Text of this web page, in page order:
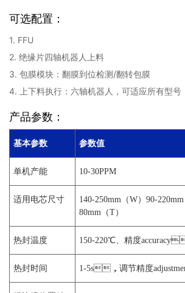
可选配置：
1. FFU
2. 绝缘片四轴机器人上料
3. 包膜模块：翻膜到位检测/翻转包膜
4. 上下料执行：六轴机器人，可适应所有型号
产品参数：
基本参数 参数值
单机产能 10-30PPM
适用电芯尺寸
140-250mm（W）90-
80mm（T）
热封温度 150-220℃、精度
热封时间 1-5s，调节精度